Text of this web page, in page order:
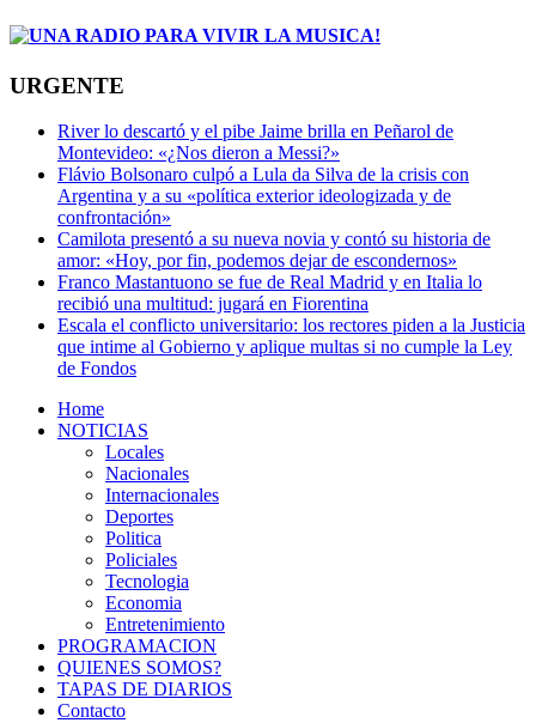
URGENTE
River lo descartó y el pibe Jaime brilla en Peñarol de
Montevideo: «¿Nos dieron a Messi?»
Flávio Bolsonaro culpó a Lula da Silva de la crisis con
Argentina y a su «política exterior ideologizada y de
confrontación»
Camilota presentó a su nueva novia y contó su historia de
amor: «Hoy, por fin, podemos dejar de escondernos»
Franco Mastantuono se fue de Real Madrid y en Italia lo
recibió una multitud: jugará en Fiorentina
Escala el conflicto universitario: los rectores piden a la Justicia
que intime al Gobierno y aplique multas si no cumple la Ley
de Fondos
Home
NOTICIAS
Locales
Nacionales
Internacionales
Deportes
Politica
Policiales
Tecnologia
Economia
Entretenimiento
PROGRAMACION
QUIENES SOMOS?
TAPAS DE DIARIOS
Contacto